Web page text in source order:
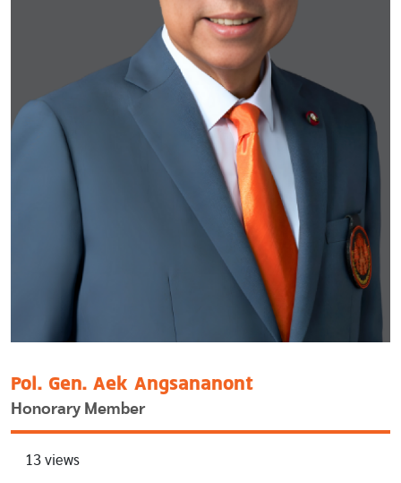
Pol. Gen. Aek Angsananont
Honorary Member
13 views